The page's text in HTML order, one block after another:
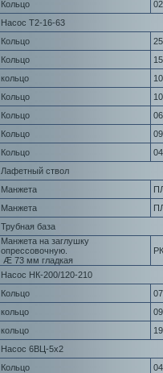
Кольцо
Насос Т2-16-63
Кольцо
Кольцо
кольцо
Кольцо
Кольцо
Кольцо
Кольцо
Лафетный ствол
Манжета
Манжета
Трубная база
Манжета на заглушку
опрессовочную.
Æ 73 мм гладкая
Насос НК-200/120-210
Кольцо
кольцо
кольцо
Насос 6ВЦ-5х2
Кольцо